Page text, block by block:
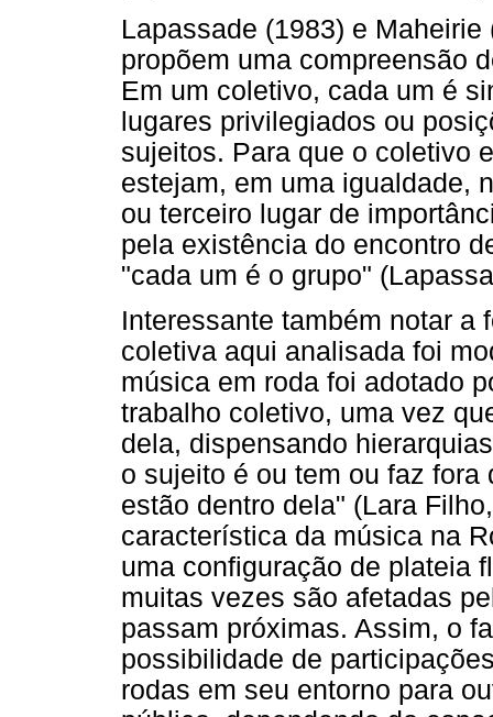
Lapassade (1983) e
propõem uma compreensão
Em um coletivo, cada um é
lugares privilegiados ou
sujeitos. Para que o coletivo
estejam, em uma igualdade,
ou terceiro lugar de
pela existência do encontro
"cada um é o grupo"
Interessante também notar a
coletiva aqui analisada foi
música em roda foi adotado
trabalho coletivo, uma vez
dela, dispensando
o sujeito é ou tem ou faz
estão dentro dela" (Lara
característica da música na
uma configuração de plateia
muitas vezes são afetadas
passam próximas. Assim, o
possibilidade de
rodas em seu entorno para